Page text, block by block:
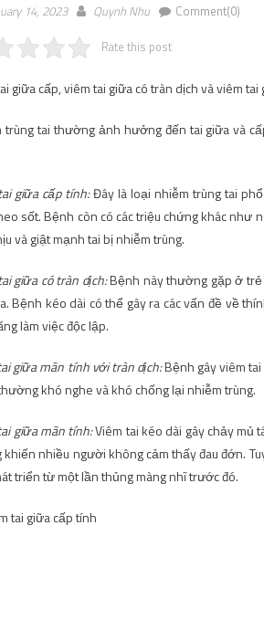
14, 2023 Quynh Nhu Comment(0)
Rate this post
giữa cấp, viêm tai giữa có tràn dịch và viêm
trùng tai thường ảnh hưởng đến tai giữa và
giữa cấp tính:Đây là loại nhiễm trùng tai
sốt. Bệnh còn có các triệu chứng khác như
và giật mạnh tai bị nhiễm trùng.
giữa có tràn dịch:Bệnh này thường gặp ở trẻ
Bệnh kéo dài có thể gây ra các vấn đề về
làm việc độc lập.
giữa mãn tính với tràn dịch:Bệnh gây viêm
khó nghe và khó chống lại nhiễm trùng.
giữa mãn tính:Viêm tai kéo dài gây chảy mủ
nhiều người không cảm thấy đau đớn.
triển từ một lần thủng màng nhĩ trước đó.